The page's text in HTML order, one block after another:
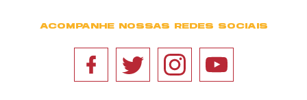
ACOMPANHE NOSSAS REDES SOCIAIS